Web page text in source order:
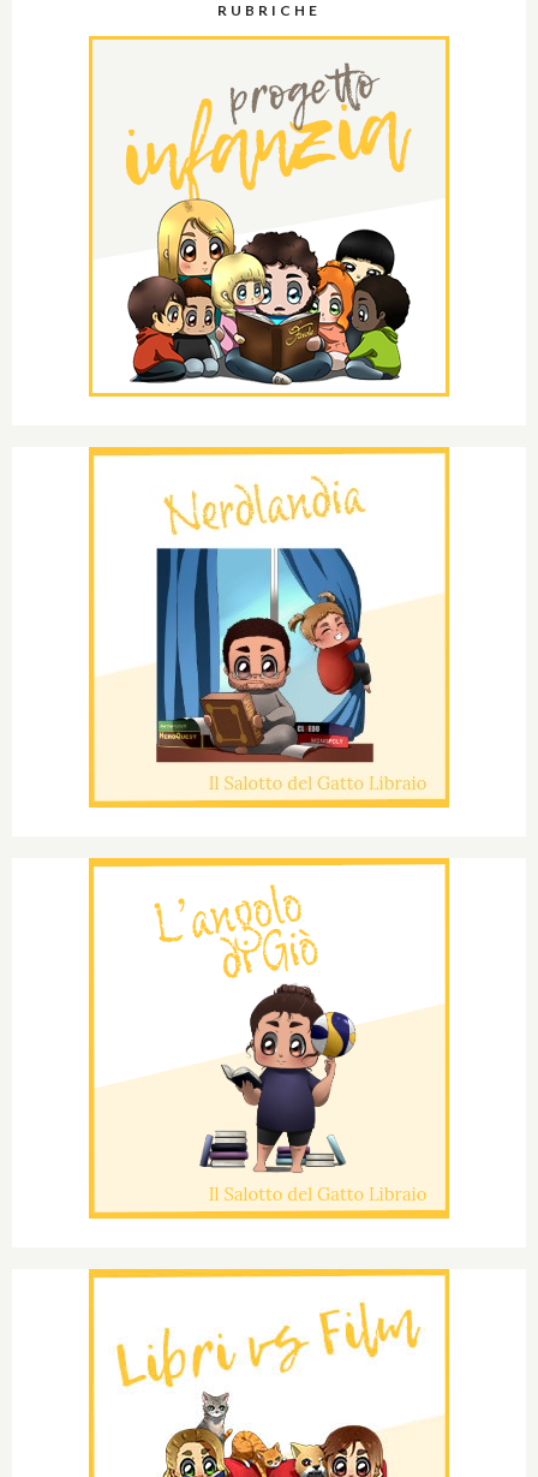
RUBRICHE